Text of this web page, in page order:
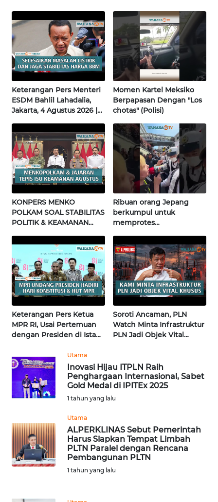
Keterangan Pers Menteri
ESDM Bahlil Lahadalia,
Jakarta, 4 Agustus 2026 |
Momen Kartel Meksiko
Berpapasan Dengan "Los
chotas" (Polisi)
KONPERS MENKO
POLKAM SOAL STABILITAS
POLITIK & KEAMANAN
Terkini
Ribuan orang Jepang
berkumpul untuk
memprotes
pertama di Fujisawa
Keterangan Pers Ketua
MPR RI, Usai Pertemuan
dengan Presiden di Istana
Soroti Ancaman, PLN
Watch Minta Infrastruktur
PLN Jadi Objek Vital
Utama
Inovasi Hijau ITPLN Raih
Penghargaan Internasional, Sabet
Gold Medal di IPITEx 2025
1 tahun yang lalu
Utama
ALPERKLINAS Sebut Pemerintah
Harus Siapkan Tempat Limbah
PLTN Paralel dengan Rencana
Pembangunan PLTN
1 tahun yang lalu
WN
WN
SULBAR
WN
BABEL
SUMBAR
WN
SUMSEL
WN
BENGKULU
WN
LAMPUNG
WN
JATENG
WN
NUSANTARA
WN
JATIM
BALI
WN
KALBAR
KALTENG